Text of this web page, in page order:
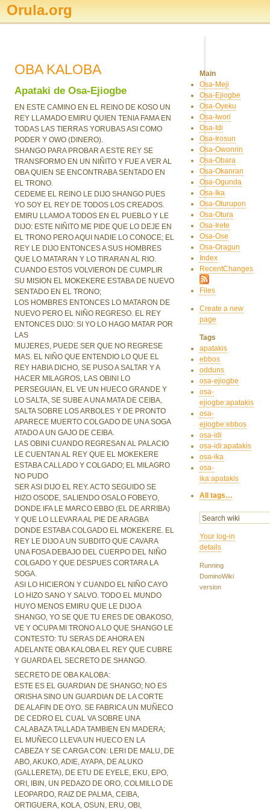
Orula.org
OBA KALOBA
Apataki de Osa-Ejiogbe
EN ESTE CAMINO EN EL REINO DE KOSO UN
REY LLAMADO EMIRU QUIEN TENIA FAMA EN
TODAS LAS TIERRAS YORUBAS ASI COMO
PODER Y OWO (DINERO).
SHANGO PARA PROBAR A ESTE REY SE
TRANSFORMO EN UN NIÑITO Y FUE A VER AL
OBA QUIEN SE ENCONTRABA SENTADO EN
EL TRONO.
CEDEME EL REINO LE DIJO SHANGO PUES
YO SOY EL REY DE TODOS LOS CREADOS.
EMIRU LLAMO A TODOS EN EL PUEBLO Y LE
DIJO: ESTE NIÑITO ME PIDE QUE LO DEJE EN
EL TRONO PERO AQUI NADIE LO CONOCE; EL
REY LE DIJO ENTONCES A SUS HOMBRES
QUE LO MATARAN Y LO TIRARAN AL RIO.
CUANDO ESTOS VOLVIERON DE CUMPLIR
SU MISION EL MOKEKERE ESTABA DE NUEVO
SENTADO EN EL TRONO;
LOS HOMBRES ENTONCES LO MATARON DE
NUEVO PERO EL NIÑO REGRESO. EL REY
ENTONCES DIJO: SI YO LO HAGO MATAR POR
LAS
MUJERES, PUEDE SER QUE NO REGRESE
MAS. EL NIÑO QUE ENTENDIO LO QUE EL
REY HABIA DICHO, SE PUSO A SALTAR Y A
HACER MILAGROS, LAS OBINI LO
PERSEGUIAN, EL VE UN HUECO GRANDE Y
LO SALTA, SE SUBE A UNA MATA DE CEIBA,
SALTA SOBRE LOS ARBOLES Y DE PRONTO
APARECE MUERTO COLGADO DE UNA SOGA
ATADO A UN GAJO DE CEIBA.
LAS OBINI CUANDO REGRESAN AL PALACIO
LE CUENTAN AL REY QUE EL MOKEKERE
ESTABA CALLADO Y COLGADO; EL MILAGRO
NO PUDO
SER ASI DIJO EL REY. ACTO SEGUIDO SE
HIZO OSODE, SALIENDO OSALO FOBEYO,
DONDE IFA LE MARCO EBBO (EL DE ARRIBA)
Y QUE LO LLEVARA AL PIE DE ARAGBA
DONDE ESTABA COLGADO EL MOKEKERE. EL
REY LE DIJO A UN SUBDITO QUE CAVARA
UNA FOSA DEBAJO DEL CUERPO DEL NIÑO
COLGADO Y QUE DESPUES CORTARA LA
SOGA.
ASI LO HICIERON Y CUANDO EL NIÑO CAYO
LO HIZO SANO Y SALVO. TODO EL MUNDO
HUYO MENOS EMIRU QUE LE DIJO A
SHANGO, YO SE QUE TU ERES DE OBAKOSO,
VE Y OCUPA MI TRONO A LO QUE SHANGO LE
CONTESTO: TU SERAS DE AHORA EN
ADELANTE OBA KALOBA EL REY QUE CUBRE
Y GUARDA EL SECRETO DE SHANGO.
SECRETO DE OBA KALOBA:
ESTE ES EL GUARDIAN DE SHANGO; NO ES
ORISHA SINO UN GUARDIAN DE LA CORTE
DE ALAFIN DE OYO. SE FABRICA UN MUÑECO
DE CEDRO EL CUAL VA SOBRE UNA
CALABAZA TALLADA TAMBIEN EN MADERA;
EL MUÑECO LLEVA UN HUECO EN LA
CABEZA Y SE CARGA CON: LERI DE MALU, DE
ABO, AKUKO, ADIE, AYAPA, DE ALUKO
(GALLERETA), DE ETU DE EYELE, EKU, EPO,
ORI, IBIN, UN PEDAZO DE ORO, COLMILLO DE
LEOPARDO, RAIZ DE PALMA, CEIBA,
ORTIGUERA, KOLA, OSUN, ERU, OBI,
Main
Osa-Meji
Osa-Ejiogbe
Osa-Oyeku
Osa-Iwori
Osa-Idi
Osa-Irosun
Osa-Owonrin
Osa-Obara
Osa-Okanran
Osa-Ogunda
Osa-Ika
Osa-Oturupon
Osa-Otura
Osa-Irete
Osa-Ose
Osa-Oragun
Index
RecentChanges
Files
Create a new
page
Tags
apatakis
ebbos
odduns
osa-ejiogbe
osa-
ejiogbe:apatakis
osa-
ejiogbe:ebbos
osa-idi
osa-idi:apatakis
osa-ika
osa-
ika:apatakis
All tags…
Your log-in
details
Running
DominoWiki
version